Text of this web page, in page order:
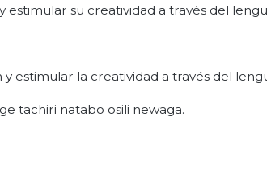
su creatividad a través del
estimular la creatividad a través del
tachiri natabo osili newaga.